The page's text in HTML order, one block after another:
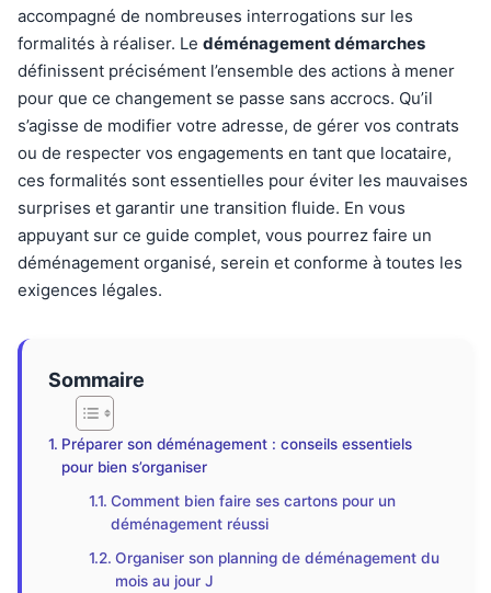
accompagné de nombreuses interrogations sur les
formalités à réaliser. Le déménagement démarches
définissent précisément l’ensemble des actions à mener
pour que ce changement se passe sans accrocs. Qu’il
s’agisse de modifier votre adresse, de gérer vos contrats
ou de respecter vos engagements en tant que locataire,
ces formalités sont essentielles pour éviter les mauvaises
surprises et garantir une transition fluide. En vous
appuyant sur ce guide complet, vous pourrez faire un
déménagement organisé, serein et conforme à toutes les
exigences légales.
Sommaire
Préparer son déménagement : conseils essentiels
pour bien s’organiser
Comment bien faire ses cartons pour un
déménagement réussi
Organiser son planning de déménagement du
mois au jour J